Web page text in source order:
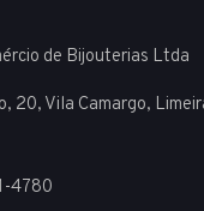
de Bijouterias Ltda
20, Vila Camargo,
4780